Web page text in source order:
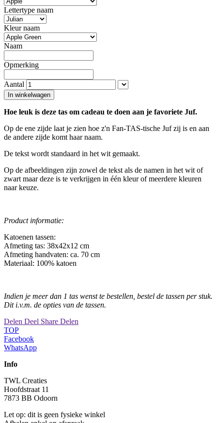
Lettertype naam
Kleur naam
Naam
Opmerking
Aantal
In winkelwagen
Hoe leuk is deze tas om cadeau te doen aan je favoriete Juf.
Op de ene zijde laat je zien hoe z'n Fan-TAS-tische Juf zij is en aan
de andere zijde komt haar naam.
De tekst wordt standaard in het wit gemaakt.
Op de afbeeldingen zijn zowel de tekst als de namen in het wit of
zwart maar deze is te verkrijgen in één kleur of meerdere kleuren
naar keuze.
Product informatie:
Katoenen tassen:
Afmeting tas: 38x42x12 cm
Afmeting handvaten: ca. 70 cm
Materiaal: 100% katoen
Indien je meer dan 1 tas wenst te bestellen, bestel de tassen per stuk.
Dit i.v.m. de opties van de tassen.
Delen Deel Share Delen
TOP
Facebook
WhatsApp
Info
TWL Creaties
Hoofdstraat 11
7873 BB Odoorn
Let op: dit is geen fysieke winkel